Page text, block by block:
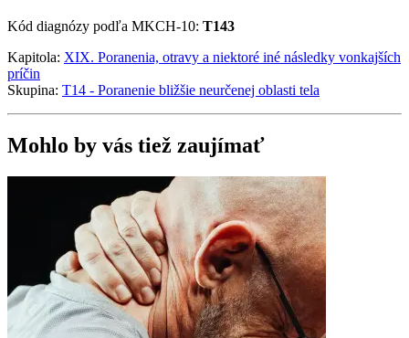
Kód diagnózy podľa MKCH-10: T143
Kapitola: XIX. Poranenia, otravy a niektoré iné následky vonkajších
príčin
Skupina: T14 - Poranenie bližšie neurčenej oblasti tela
Mohlo by vás tiež zaujímať